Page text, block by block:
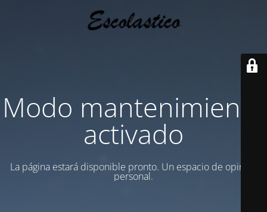
Modo mantenimiento
activado
La página estará disponible pronto. Un espacio de opinion
personal.